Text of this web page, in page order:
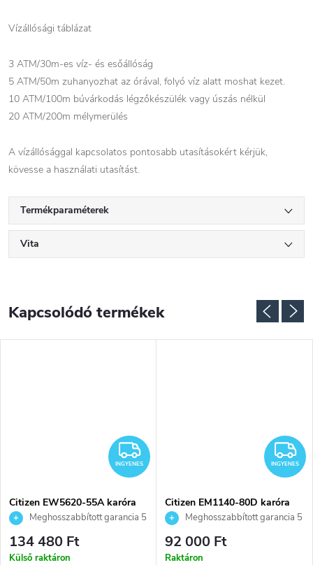
Vízállósági táblázat
3 ATM/30m-es víz- és esőállóság
5 ATM/50m zuhanyozhat az órával, folyó víz alatt moshat kezet.
10 ATM/100m búvárkodás légzőkészülék vagy úszás nélkül
20 ATM/200m mélymerülés
A vízállósággal kapcsolatos pontosabb utasításokért kérjük,
kövesse a használati utasítást.
Termékparaméterek
Vita
Kapcsolódó termékek
INGYENES
INGYENES
Citizen EW5620-55A karóra
Meghosszabbított garancia 5
évre. Akár 100 napos
visszaküldési lehetőség. Hivatalos
134 480 Ft
Külső raktáron
INGYENES
Citizen EM1140-80D karóra
Meghosszabbított garancia 5
évre. Akár 100 napos
visszaküldési lehetőség. Hivatalos
92 000 Ft
Raktáron